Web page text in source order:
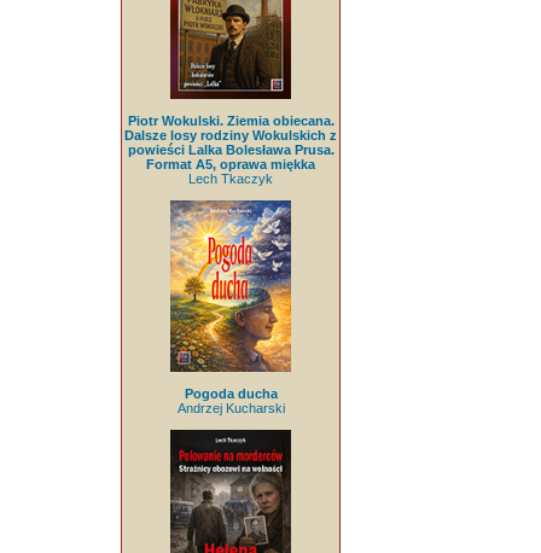
Piotr Wokulski. Ziemia obiecana.
Dalsze losy rodziny Wokulskich z
powieści Lalka Bolesława Prusa.
Format A5, oprawa miękka
Lech Tkaczyk
Pogoda ducha
Andrzej Kucharski